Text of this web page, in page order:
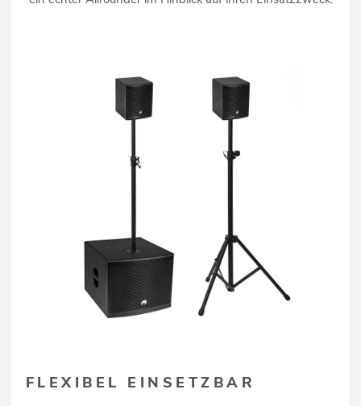
FLEXIBEL EINSETZBAR